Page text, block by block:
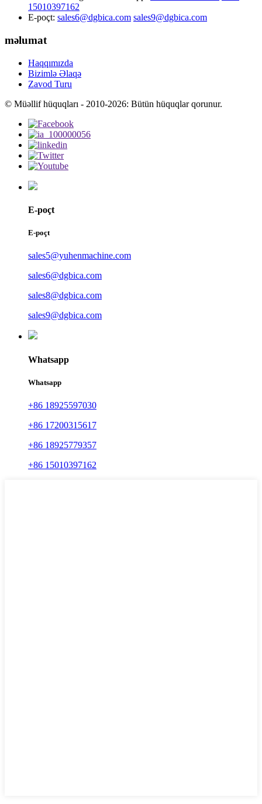
15010397162
E-poçt: sales6@dgbica.com sales9@dgbica.com
məlumat
Haqqımızda
Bizimlə Əlaqə
Zavod Turu
© Müəllif hüquqları - 2010-2026: Bütün hüquqlar qorunur.
E-poçt
E-poçt
sales5@yuhenmachine.com
sales6@dgbica.com
sales8@dgbica.com
sales9@dgbica.com
Whatsapp
Whatsapp
+86 18925597030
+86 17200315617
+86 18925779357
+86 15010397162